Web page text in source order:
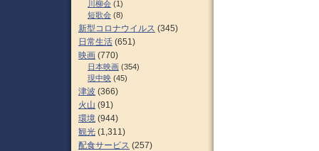
川柳会 (1)
短歌会 (8)
新型コロナウイルス (345)
日常生活 (651)
映画 (770)
日本映画 (354)
現中映 (45)
津波 (366)
火山 (91)
環境 (944)
観光 (1,311)
配食サービス (257)